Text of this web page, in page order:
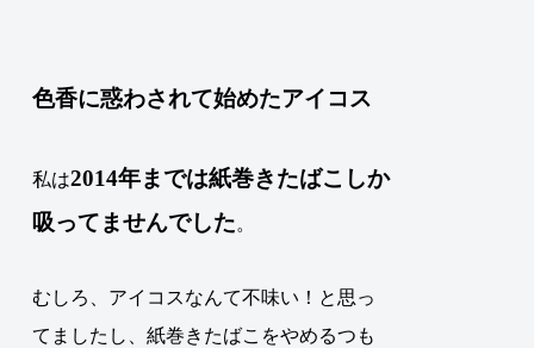
色香に惑わされて始めたアイコス
私は2014年までは紙巻きたばこしか
吸ってませんでした。
むしろ、アイコスなんて不味い！と思っ
てましたし、紙巻きたばこをやめるつも